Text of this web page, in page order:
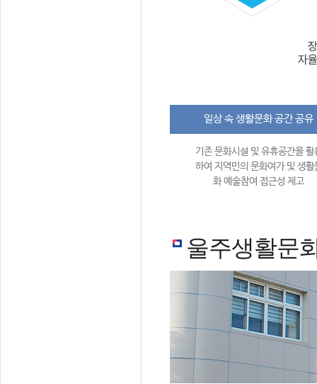
일상 속 생활문화 공간 공유
기존 문화시설 및 유휴공간을 활
하여 지역민의 문화여가 및 생활
화 예술참여 접근성 제고
울주생활문